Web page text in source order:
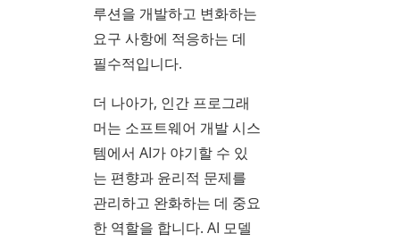
루션을 개발하고 변화하는
요구 사항에 적응하는 데
필수적입니다.
더 나아가, 인간 프로그래
머는 소프트웨어 개발 시스
템에서 AI가 야기할 수 있
는 편향과 윤리적 문제를
관리하고 완화하는 데 중요
한 역할을 합니다. AI 모델